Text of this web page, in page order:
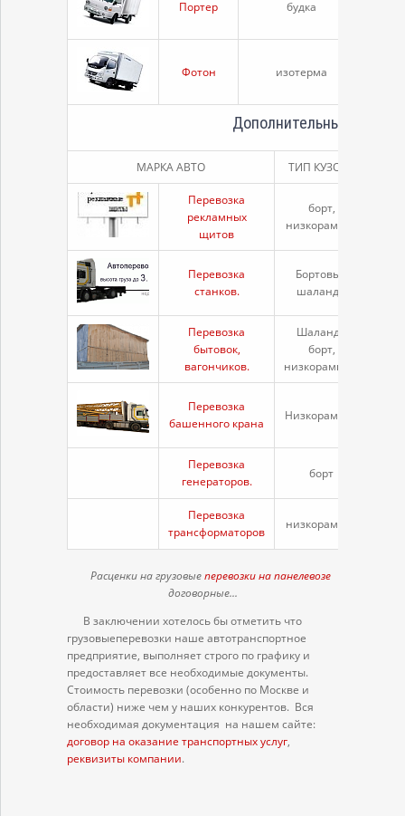
Портер будка
Фотон изотерма
Дополнительные услуги
МАРКА АВТО ТИП КУЗОВА
Перевозка
рекламных
щитов
борт,
низкорамник
Перевозка
станков.
Бортовые
шаланды
Перевозка
бытовок,
вагончиков.
Шаланда
борт,
низкорамник.
Перевозка
башенного крана
Низкорамник
Перевозка
генераторов.
борт
Перевозка
трансформаторов
низкорамник
Расценки на грузовыеперевозки на панелевозе
договорные...
В заключении хотелось бы отметить что
грузовыеперевозки наше автотранспортное
предприятие, выполняет строго по графику и
предоставляет все необходимые документы.
Стоимость перевозки (особенно по Москве и
области) ниже чем у наших конкурентов. Вся
необходимая документация на нашем сайте:
договор на оказание транспортных услуг,
реквизиты компании.